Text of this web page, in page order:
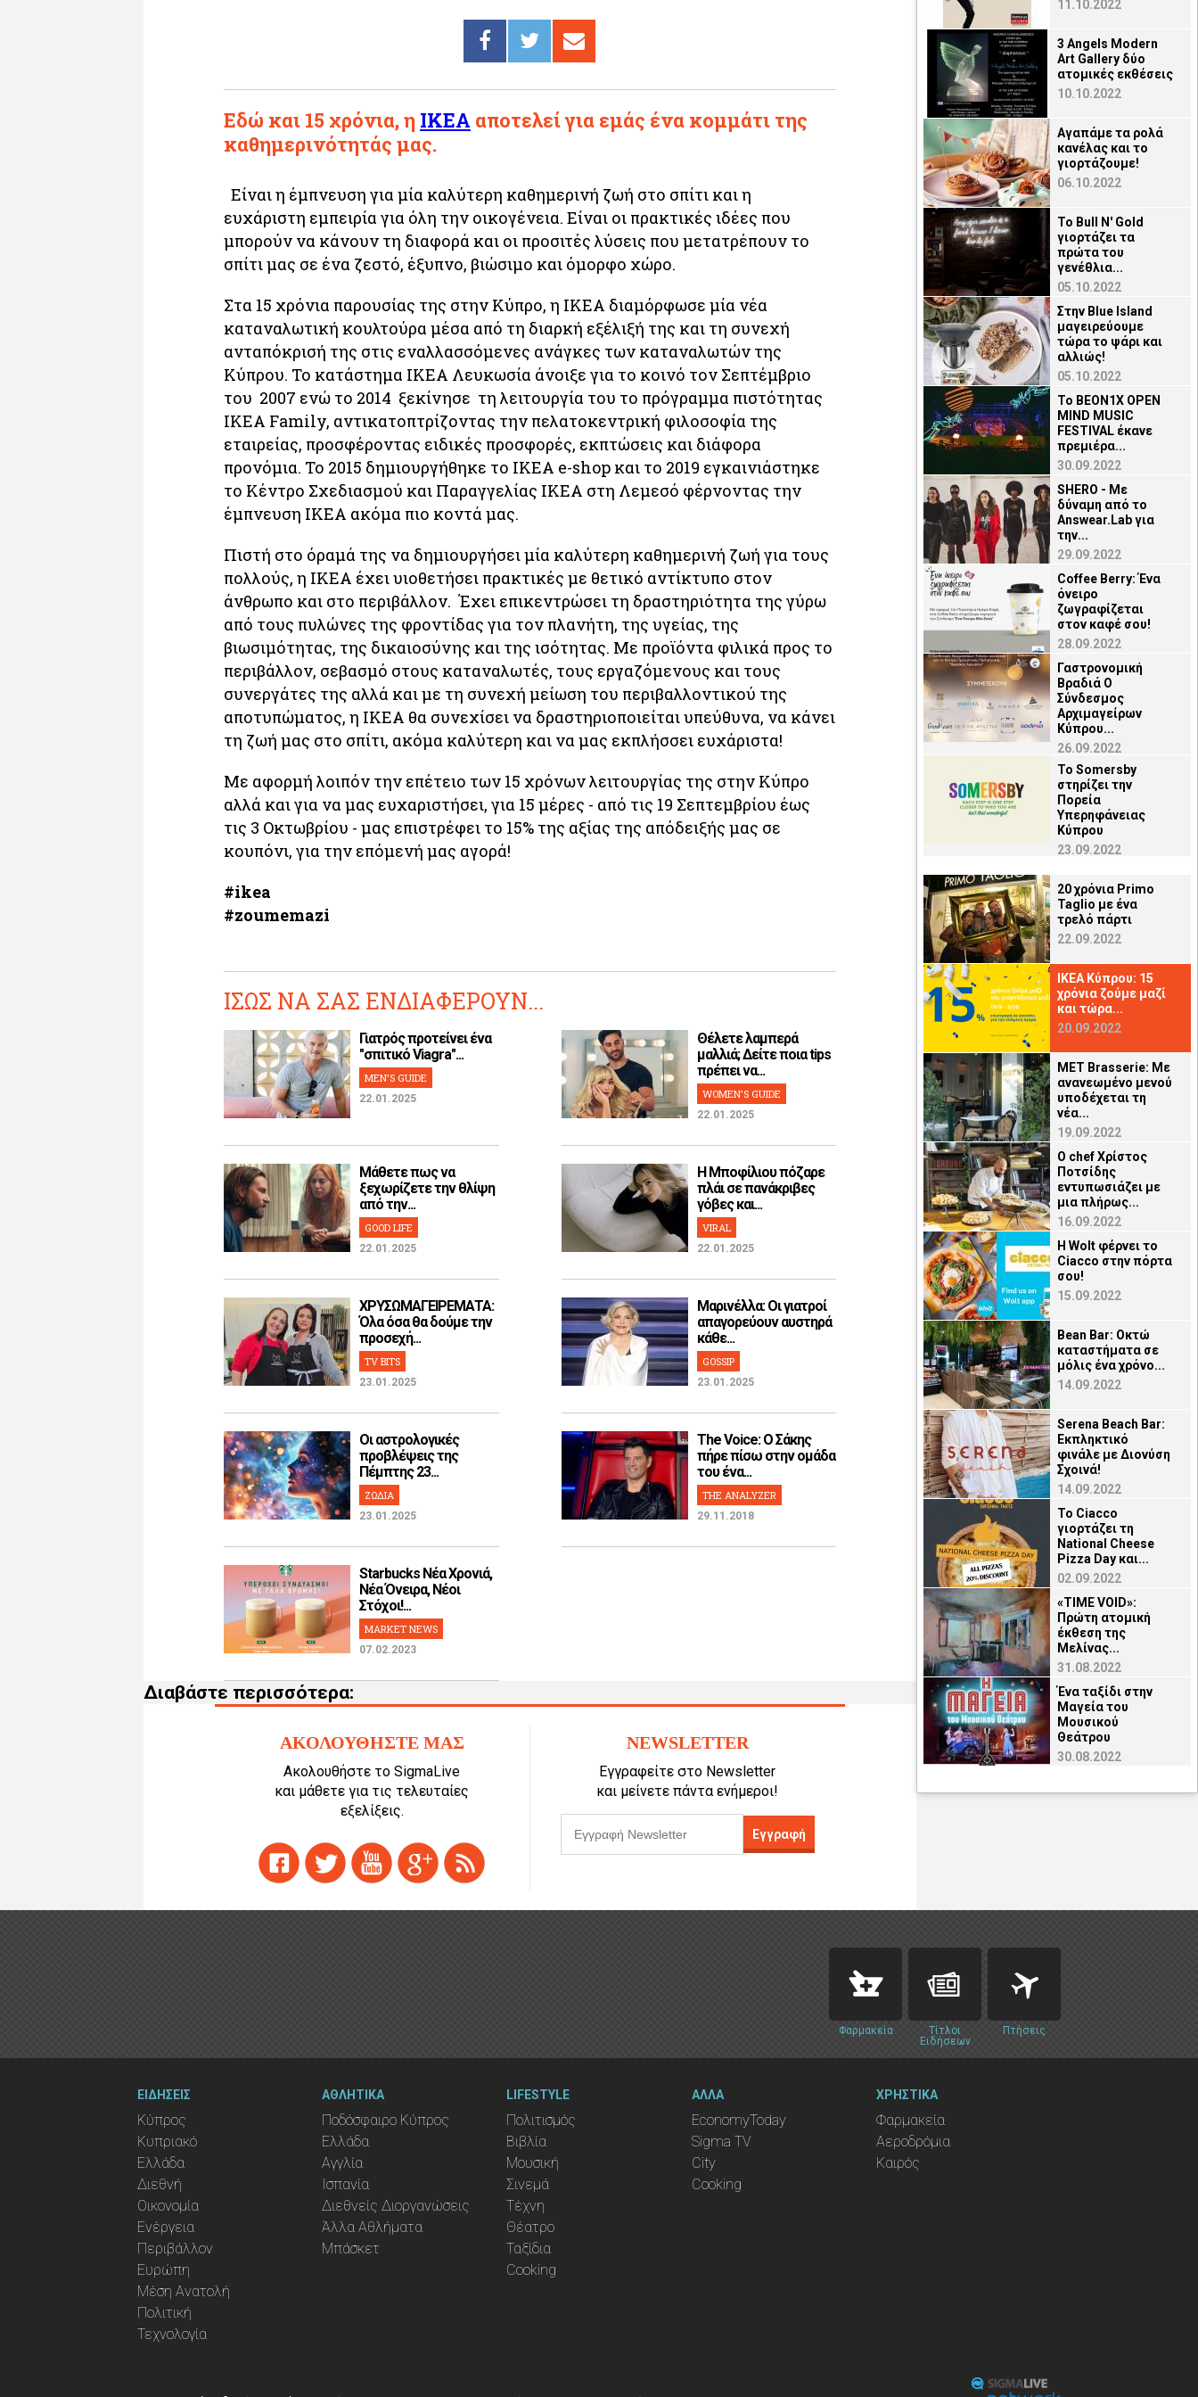
​Εδώ και 15 χρόνια, η ΙΚΕΑ αποτελεί για εμάς ένα κομμάτι της
καθημερινότητάς μας.
Είναι η έμπνευση για μία καλύτερη καθημερινή ζωή στο σπίτι και η
ευχάριστη εμπειρία για όλη την οικογένεια. Είναι οι πρακτικές ιδέες που
μπορούν να κάνουν τη διαφορά και οι προσιτές λύσεις που μετατρέπουν το
σπίτι μας σε ένα ζεστό, έξυπνο, βιώσιμο και όμορφο χώρο.
Στα 15 χρόνια παρουσίας της στην Κύπρο, η ΙΚΕΑ διαμόρφωσε μία νέα
καταναλωτική κουλτούρα μέσα από τη διαρκή εξέλιξή της και τη συνεχή
ανταπόκρισή της στις εναλλασσόμενες ανάγκες των καταναλωτών της
Κύπρου. Το κατάστημα ΙΚΕΑ Λευκωσία άνοιξε για το κοινό τον Σεπτέμβριο
του 2007 ενώ το 2014 ξεκίνησε τη λειτουργία του το πρόγραμμα πιστότητας
IKEA Family, αντικατοπτρίζοντας την πελατοκεντρική φιλοσοφία της
εταιρείας, προσφέροντας ειδικές προσφορές, εκπτώσεις και διάφορα
προνόμια. Το 2015 δημιουργήθηκε το IKEA e-shop και το 2019 εγκαινιάστηκε
το Κέντρο Σχεδιασμού και Παραγγελίας IKEA στη Λεμεσό φέρνοντας την
έμπνευση IKEA ακόμα πιο κοντά μας.
Πιστή στο όραμά της να δημιουργήσει μία καλύτερη καθημερινή ζωή για τους
πολλούς, η IKEA έχει υιοθετήσει πρακτικές με θετικό αντίκτυπο στον
άνθρωπο και στο περιβάλλον. Έχει επικεντρώσει τη δραστηριότητα της γύρω
από τους πυλώνες της φροντίδας για τον πλανήτη, της υγείας, της
βιωσιμότητας, της δικαιοσύνης και της ισότητας. Με προϊόντα φιλικά προς το
περιβάλλον, σεβασμό στους καταναλωτές, τους εργαζόμενους και τους
συνεργάτες της αλλά και με τη συνεχή μείωση του περιβαλλοντικού της
αποτυπώματος, η ΙΚΕΑ θα συνεχίσει να δραστηριοποιείται υπεύθυνα, να κάνει
τη ζωή μας στο σπίτι, ακόμα καλύτερη και να μας εκπλήσσει ευχάριστα!
Με αφορμή λοιπόν την επέτειο των 15 χρόνων λειτουργίας της στην Κύπρο
αλλά και για να μας ευχαριστήσει, για 15 μέρες - από τις 19 Σεπτεμβρίου έως
τις 3 Οκτωβρίου - μας επιστρέφει το 15% της αξίας της απόδειξής μας σε
κουπόνι, για την επόμενή μας αγορά!
#ikea
#zoumemazi
ΙΣΩΣ ΝΑ ΣΑΣ ΕΝΔΙΑΦΕΡΟΥΝ...
Γιατρός προτείνει ένα
"σπιτικό Viagra"...
MEN'S GUIDE
22.01.2025
Θέλετε λαμπερά
μαλλιά; Δείτε ποια tips
πρέπει να...
WOMEN'S GUIDE
22.01.2025
Μάθετε πως να
ξεχωρίζετε την θλίψη
από την...
GOOD LIFE
22.01.2025
H Μποφίλιου πόζαρε
πλάι σε πανάκριβες
γόβες και...
VIRAL
22.01.2025
ΧΡΥΣΩΜΑΓΕΙΡΕΜΑΤΑ:
Όλα όσα θα δούμε την
προσεχή...
TV BITS
23.01.2025
Μαρινέλλα: Οι γιατροί
απαγορεύουν αυστηρά
κάθε...
GOSSIP
23.01.2025
Οι αστρολογικές
προβλέψεις της
Πέμπτης 23...
ΖΩΔΙΑ
23.01.2025
The Voice: Ο Σάκης
πήρε πίσω στην ομάδα
του ένα...
THE ANALYZER
29.11.2018
Starbucks Νέα Χρονιά,
Νέα Όνειρα, Νέοι
Στόχοι!...
MARKET NEWS
07.02.2023
Διαβάστε περισσότερα:
ΑΚΟΛΟΥΘΗΣΤΕ ΜΑΣ
Ακολουθήστε το SigmaLive
και μάθετε για τις τελευταίες
εξελίξεις.
NEWSLETTER
Εγγραφείτε στο Newsletter
και μείνετε πάντα ενήμεροι!
Εγγραφή
11.10.2022
3 Angels Modern
Art Gallery δύο
ατομικές εκθέσεις
10.10.2022
Αγαπάμε τα ρολά
κανέλας και το
γιορτάζουμε!
06.10.2022
Το Bull N' Gold
γιορτάζει τα
πρώτα του
γενέθλια...
05.10.2022
Στην Blue Island
μαγειρεύουμε
τώρα το ψάρι και
αλλιώς!
05.10.2022
Το BEON1X OPEN
MIND MUSIC
FESTIVAL έκανε
πρεμιέρα...
30.09.2022
SHERO - Με
δύναμη από το
Answear.Lab για
την...
29.09.2022
Coffee Berry: Ένα
όνειρο
ζωγραφίζεται
στον καφέ σου!
28.09.2022
Γαστρονομική
Βραδιά O
Σύνδεσμος
Αρχιμαγείρων
Κύπρου...
26.09.2022
Το Somersby
στηρίζει την
Πορεία
Υπερηφάνειας
Κύπρου
23.09.2022
20 χρόνια Primo
Taglio με ένα
τρελό πάρτι
22.09.2022
ΙΚΕΑ Κύπρου: 15
χρόνια ζούμε μαζί
και τώρα...
20.09.2022
MET Brasserie: Με
ανανεωμένο μενού
υποδέχεται τη
νέα...
19.09.2022
Ο chef Χρίστος
Ποτσίδης
εντυπωσιάζει με
μια πλήρως...
16.09.2022
Η Wolt φέρνει το
Ciacco στην πόρτα
σου!
15.09.2022
Bean Bar: Οκτώ
καταστήματα σε
μόλις ένα χρόνο...
14.09.2022
Serena Beach Bar:
Εκπληκτικό
φινάλε με Διονύση
Σχοινά!
14.09.2022
To Ciacco
γιορτάζει τη
National Cheese
Pizza Day και...
02.09.2022
«TIME VOID»:
Πρώτη ατομική
έκθεση της
Μελίνας...
31.08.2022
Ένα ταξίδι στην
Μαγεία του
Μουσικού
Θεάτρου
30.08.2022
Φαρμακεία
Τίτλοι
Ειδήσεων
Πτήσεις
ΕΙΔΗΣΕΙΣ
Κύπρος
Κυπριακό
Ελλάδα
Διεθνή
Οικονομία
Ενέργεια
Περιβάλλον
Ευρώπη
Μέση Ανατολή
Πολιτική
Τεχνολογία
ΑΘΛΗΤΙΚΑ
Ποδόσφαιρο Κύπρος
Ελλάδα
Αγγλία
Ισπανία
Διεθνείς Διοργανώσεις
Άλλα Αθλήματα
Μπάσκετ
LIFESTYLE
Πολιτισμός
Βιβλία
Μουσική
Σινεμά
Τέχνη
Θέατρο
Ταξίδια
Cooking
ΑΛΛΑ
EconomyToday
Sigma TV
City
Cooking
ΧΡΗΣΤΙΚΑ
Φαρμακεία
Αεροδρόμια
Καιρός